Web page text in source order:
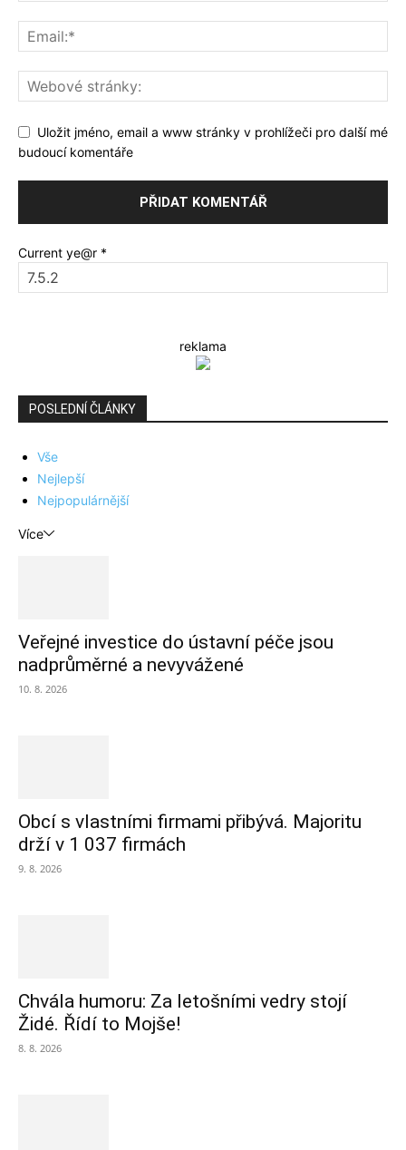
Uložit jméno, email a www stránky v prohlížeči pro další mé
budoucí komentáře
Current ye@r *
reklama
POSLEDNÍ ČLÁNKY
Vše
Nejlepší
Nejpopulárnější
Více
Veřejné investice do ústavní péče jsou
nadprůměrné a nevyvážené
10. 8. 2026
Obcí s vlastními firmami přibývá. Majoritu
drží v 1 037 firmách
9. 8. 2026
Chvála humoru: Za letošními vedry stojí
Židé. Řídí to Mojše!
8. 8. 2026